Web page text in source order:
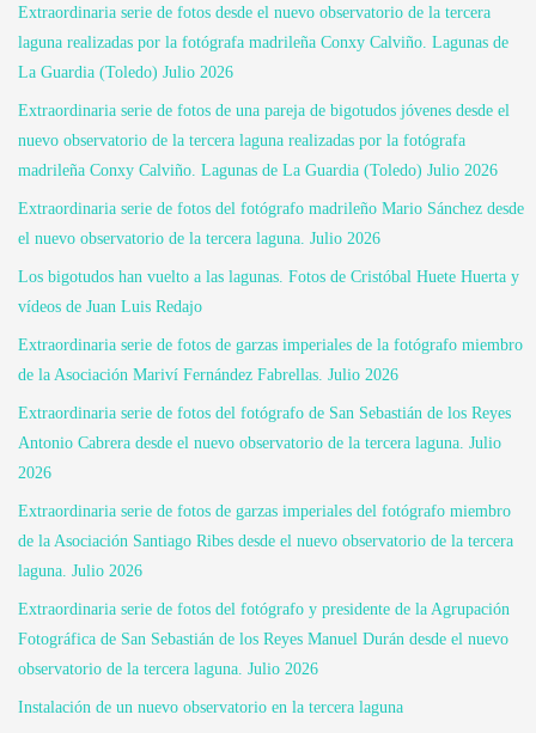
Extraordinaria serie de fotos desde el nuevo observatorio de la tercera
laguna realizadas por la fotógrafa madrileña Conxy Calviño. Lagunas de
La Guardia (Toledo) Julio 2026
Extraordinaria serie de fotos de una pareja de bigotudos jóvenes desde el
nuevo observatorio de la tercera laguna realizadas por la fotógrafa
madrileña Conxy Calviño. Lagunas de La Guardia (Toledo) Julio 2026
Extraordinaria serie de fotos del fotógrafo madrileño Mario Sánchez desde
el nuevo observatorio de la tercera laguna. Julio 2026
Los bigotudos han vuelto a las lagunas. Fotos de Cristóbal Huete Huerta y
vídeos de Juan Luis Redajo
Extraordinaria serie de fotos de garzas imperiales de la fotógrafo miembro
de la Asociación Mariví Fernández Fabrellas. Julio 2026
Extraordinaria serie de fotos del fotógrafo de San Sebastián de los Reyes
Antonio Cabrera desde el nuevo observatorio de la tercera laguna. Julio
2026
Extraordinaria serie de fotos de garzas imperiales del fotógrafo miembro
de la Asociación Santiago Ribes desde el nuevo observatorio de la tercera
laguna. Julio 2026
Extraordinaria serie de fotos del fotógrafo y presidente de la Agrupación
Fotográfica de San Sebastián de los Reyes Manuel Durán desde el nuevo
observatorio de la tercera laguna. Julio 2026
Instalación de un nuevo observatorio en la tercera laguna